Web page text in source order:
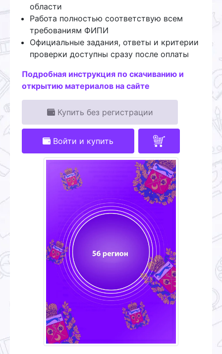
области
Работа полностью соответствую всем
требованиям ФИПИ
Официальные задания, ответы и критерии
проверки доступны сразу после оплаты
Подробная инструкция по скачиванию и
открытию материалов на сайте
Купить без регистрации
Войти и купить